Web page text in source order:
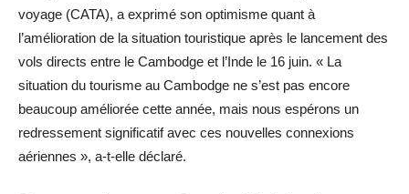
voyage (CATA), a exprimé son optimisme quant à
l’amélioration de la situation touristique après le lancement des
vols directs entre le Cambodge et l’Inde le 16 juin. « La
situation du tourisme au Cambodge ne s’est pas encore
beaucoup améliorée cette année, mais nous espérons un
redressement significatif avec ces nouvelles connexions
aériennes », a-t-elle déclaré.